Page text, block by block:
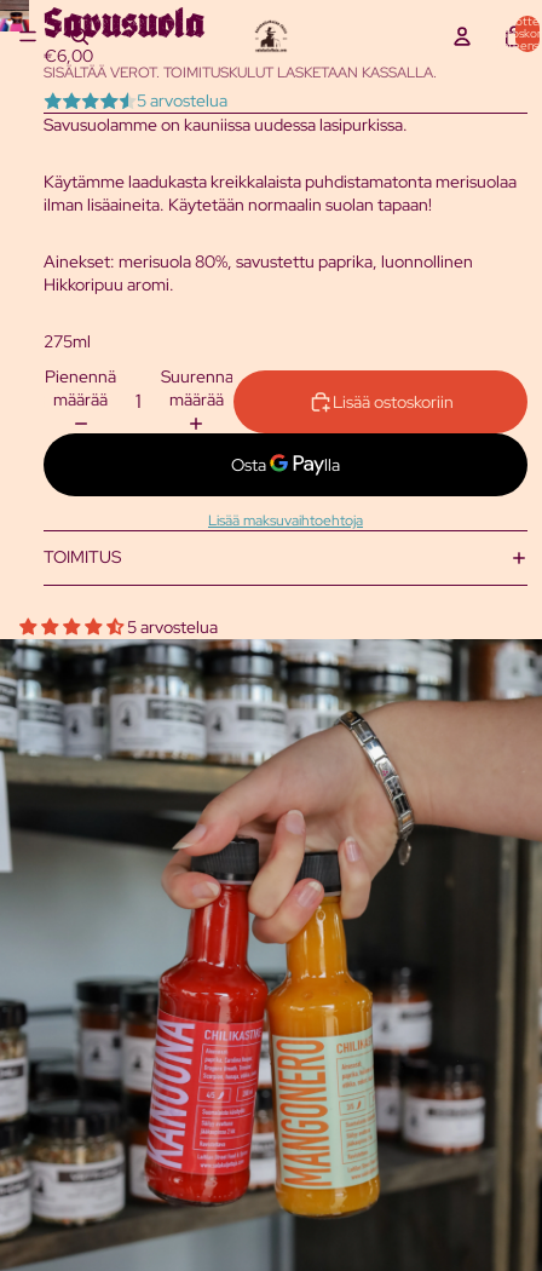
Savusuola
€6,00
SISÄLTÄÄ VEROT. TOIMITUSKULUT LASKETAAN KASSALLA.
5 arvostelua
Savusuolamme on kauniissa uudessa lasipurkissa.
Käytämme laadukasta kreikkalaista puhdistamatonta merisuolaa
ilman lisäaineita. Käytetään normaalin suolan tapaan!
Ainekset: merisuola 80%, savustettu paprika, luonnollinen
Hikkoripuu aromi.
275ml
Pienennä
määrää
Suurenna
määrää
Lisää ostoskoriin
Lisää maksuvaihtoehtoja
TOIMITUS
5 arvostelua